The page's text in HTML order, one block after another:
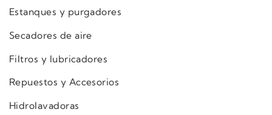
Estanques y purgadores
Secadores de aire
Filtros y lubricadores
Repuestos y Accesorios
Hidrolavadoras